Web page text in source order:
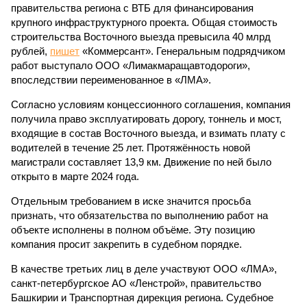
правительства региона с ВТБ для финансирования
крупного инфраструктурного проекта. Общая стоимость
строительства Восточного выезда превысила 40 млрд
рублей, пишет «Коммерсант». Генеральным подрядчиком
работ выступало ООО «Лимакмаращавтодороги»,
впоследствии переименованное в «ЛМА».
Согласно условиям концессионного соглашения, компания
получила право эксплуатировать дорогу, тоннель и мост,
входящие в состав Восточного выезда, и взимать плату с
водителей в течение 25 лет. Протяжённость новой
магистрали составляет 13,9 км. Движение по ней было
открыто в марте 2024 года.
Отдельным требованием в иске значится просьба
признать, что обязательства по выполнению работ на
объекте исполнены в полном объёме. Эту позицию
компания просит закрепить в судебном порядке.
В качестве третьих лиц в деле участвуют ООО «ЛМА»,
санкт-петербургское АО «Ленстрой», правительство
Башкирии и Транспортная дирекция региона. Судебное